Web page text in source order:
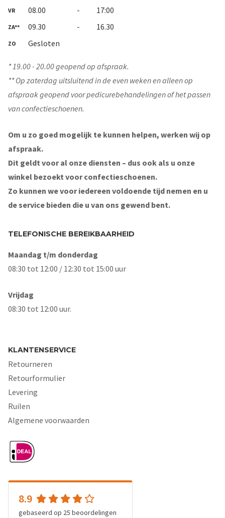
VR 08.00 - 17:00
ZA** 09.30 - 16.30
ZO Gesloten
* 19.00 - 20.00 geopend op afspraak.
** Op zaterdag uitsluitend in de even weken en alleen op
afspraak geopend voor pedicurebehandelingen of het passen
van confectieschoenen.
Om u zo goed mogelijk te kunnen helpen, werken wij op
afspraak.
Dit geldt voor al onze diensten – dus ook als u onze
winkel bezoekt voor confectieschoenen.
Zo kunnen we voor iedereen voldoende tijd nemen en u
de service bieden die u van ons gewend bent.
TELEFONISCHE BEREIKBAARHEID
Maandag t/m donderdag
08:30 tot 12:00 / 12:30 tot 15:00 uur
Vrijdag
08:30 tot 12:00 uur.
KLANTENSERVICE
Retourneren
Retourformulier
Levering
Ruilen
Algemene voorwaarden
8.9
gebaseerd op 25 beoordelingen